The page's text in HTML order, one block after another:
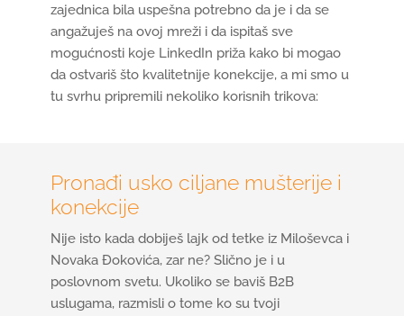
zajednica bila uspešna potrebno da je i da se
angažuješ na ovoj mreži i da ispitaš sve
mogućnosti koje LinkedIn priža kako bi mogao
da ostvariš što kvalitetnije konekcije, a mi smo u
tu svrhu pripremili nekoliko korisnih trikova:
Pronađi usko ciljane mušterije i
konekcije
Nije isto kada dobiješ lajk od tetke iz Miloševca i
Novaka Đokovića, zar ne? Slično je i u
poslovnom svetu. Ukoliko se baviš B2B
uslugama, razmisli o tome ko su tvoji